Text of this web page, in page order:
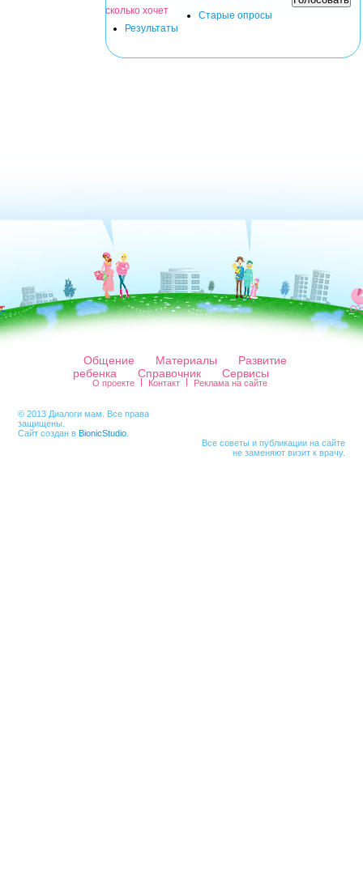
сколько хочет
Старые опросы
Результаты
Общение Материалы
Развитие
ребенка
Справочник Сервисы
О проекте Контакт Реклама на сайте
© 2013 Диалоги мам. Все права
защищены.
Сайт создан в BionicStudio
Все советы и публикации на сайте
не заменяют визит к врачу.